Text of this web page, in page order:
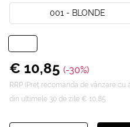
001 - BLONDE
€ 10,85 (-30%)
RRP (Preț recomanda de vânzare cu
din ultimele 30 de zile € 10,85